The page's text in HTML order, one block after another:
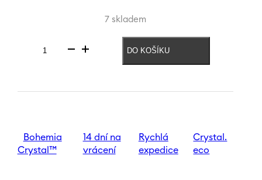
7 skladem
Sklenice
víno
množství
DO KOŠÍKU
Bohemia
Crystal™
14 dní na
vrácení
Rychlá
expedice
Crystal.
eco